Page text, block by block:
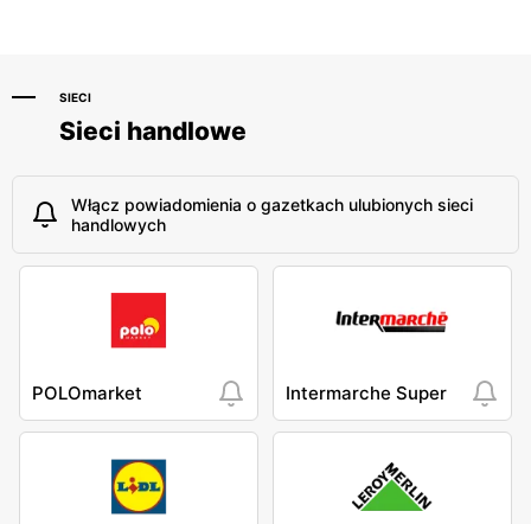
SIECI
Sieci handlowe
Włącz powiadomienia o gazetkach ulubionych sieci
handlowych
POLOmarket Intermarche Super